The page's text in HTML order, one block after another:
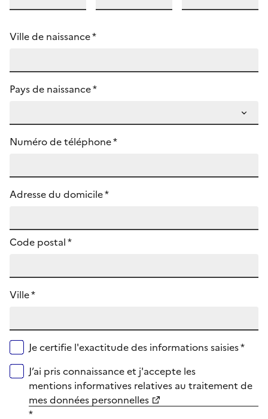
Ville de naissance *
Pays de naissance *
Numéro de téléphone *
Adresse du domicile *
Code postal*
Ville *
Je certifie l'exactitude des informations saisies *
J’ai pris connaissance et j'accepte les
mentions informatives relatives au traitement de
mes données personnelles
*